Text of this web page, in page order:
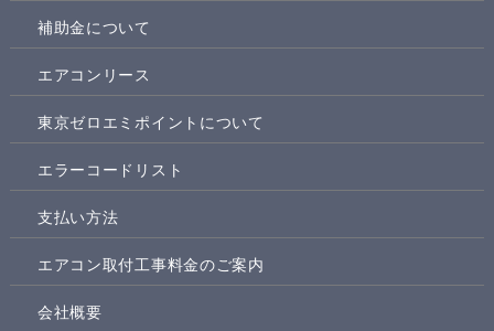
補助金について
エアコンリース
東京ゼロエミポイントについて
エラーコードリスト
支払い方法
エアコン取付工事料金のご案内
会社概要